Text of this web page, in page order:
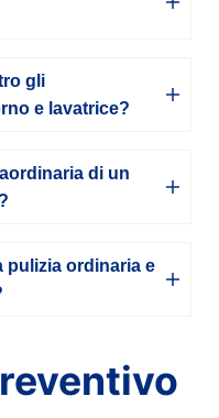
gli
e lavatrice?
di un
pulizia ordinaria e